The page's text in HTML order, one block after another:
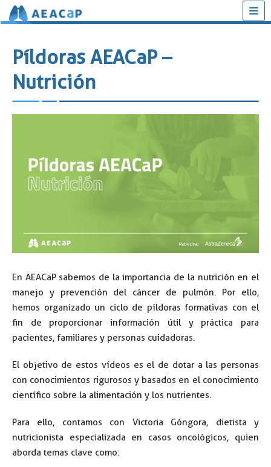
al
contenido
Píldoras AEACaP –
Nutrición
En AEACaP sabemos de la importancia de la nutrición en el
manejo y prevención del cáncer de pulmón. Por ello,
hemos organizado un ciclo de píldoras formativas con el
fin de proporcionar información útil y práctica para
pacientes, familiares y personas cuidadoras.
El objetivo de estos vídeos es el de dotar a las personas
con conocimientos rigurosos y basados en el conocimiento
científico sobre la alimentación y los nutrientes.
Para ello, contamos con Victoria Góngora, dietista y
nutricionista especializada en casos oncológicos, quien
aborda temas clave como: